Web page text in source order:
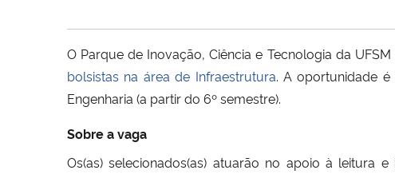
O Parque de Inovação, Ciência e Tecnologia da
bolsistas na área de Infraestrutura. A oportunidade
Engenharia (a partir do 6º semestre).
Sobre a vaga
Os(as) selecionados(as) atuarão no apoio à leitura